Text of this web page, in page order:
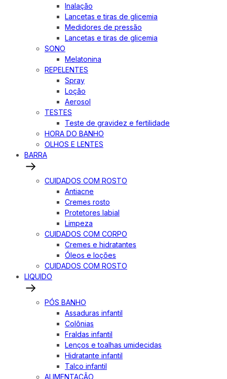
Inalação
Lancetas e tiras de glicemia
Medidores de pressão
Lancetas e tiras de glicemia
SONO
Melatonina
REPELENTES
Spray
Loção
Aerosol
TESTES
Teste de gravidez e fertilidade
HORA DO BANHO
OLHOS E LENTES
BARRA
CUIDADOS COM ROSTO
Antiacne
Cremes rosto
Protetores labial
Limpeza
CUIDADOS COM CORPO
Cremes e hidratantes
Óleos e loções
CUIDADOS COM ROSTO
LIQUIDO
PÓS BANHO
Assaduras infantil
Colônias
Fraldas infantil
Lenços e toalhas umidecidas
Hidratante infantil
Talco infantil
ALIMENTAÇÃO